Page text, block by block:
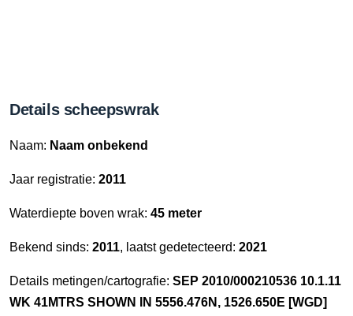
Details scheepswrak
Naam: Naam onbekend
Jaar registratie: 2011
Waterdiepte boven wrak: 45 meter
Bekend sinds: 2011, laatst gedetecteerd: 2021
Details metingen/cartografie: SEP 2010/000210536 10.1.11
WK 41MTRS SHOWN IN 5556.476N, 1526.650E [WGD]